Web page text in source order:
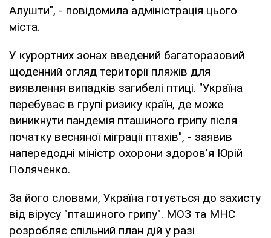
Алушти", - повідомила адміністрація цього
міста.
У курортних зонах введений багаторазовий
щоденний огляд території пляжів для
виявлення випадків загибелі птиці. "Україна
перебуває в групі ризику країн, де може
виникнути пандемія пташиного грипу після
початку весняної міграції птахів", - заявив
напередодні міністр охорони здоров'я Юрій
Поляченко.
За його словами, Україна готується до захисту
від вірусу "пташиного грипу". МОЗ та МНС
розробляє спільний план дій у разі